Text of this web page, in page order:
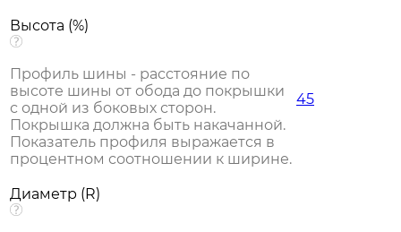
Высота (%)
Профиль шины - расстояние по
высоте шины от обода до покрышки
с одной из боковых сторон.
Покрышка должна быть накачанной.
Показатель профиля выражается в
процентном соотношении к ширине.
45
Диаметр (R)